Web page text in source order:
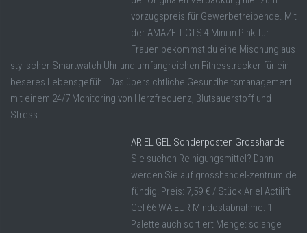
vorzugspreis für Gewerbetreibende. Mit
der AMAZFIT GTS 4 Mini in Pink für
Frauen bekommst du eine Mischung aus
stylischer Smartwatch Uhr und umfangreichen Fitnesstracker für ein
beseres Lebensgefühl. Das übersichtliche Gesundheitsmanagement
mit einem 24/7 Monitoring von Herzfrequenz, Blutsauerstoff und
Stress ...
ARIEL GEL Sonderposten Grosshandel
Sie suchen Reinigungsmittel? Dann
werden Sie auf grosshandel-zentrum.de
fündig! Preis: 7,59 € / Stück Ariel Actilift
Gel 66 WA EUR Mindestabnahme: 1
Palette auch sortiert Menge: solange